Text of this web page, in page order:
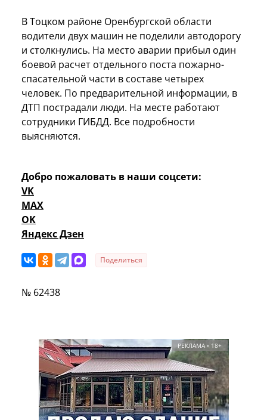
В Тоцком районе Оренбургской области
водители двух машин не поделили автодорогу
и столкнулись. На место аварии прибыл один
боевой расчет отдельного поста пожарно-
спасательной части в составе четырех
человек. По предварительной информации, в
ДТП пострадали люди. На месте работают
сотрудники ГИБДД. Все подробности
выясняются.
Добро пожаловать в наши соцсети:
VK
MAX
OK
Яндекс Дзен
Поделиться
№ 62438
РЕКЛАМА • 18+